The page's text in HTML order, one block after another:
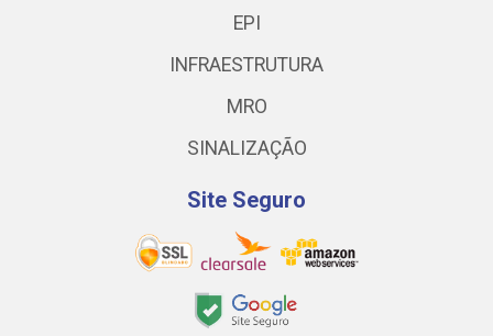
EPI
INFRAESTRUTURA
MRO
SINALIZAÇÃO
Site Seguro